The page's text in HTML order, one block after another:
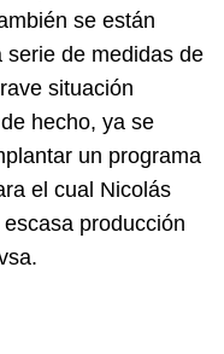
se están
de medidas de
situación
hecho, ya se
un programa
el cual Nicolás
producción